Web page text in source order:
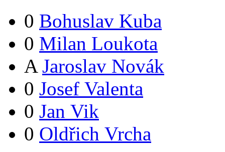
0 Bohuslav Kuba
0 Milan Loukota
A Jaroslav Novák
0 Josef Valenta
0 Jan Vik
0 Oldřich Vrcha